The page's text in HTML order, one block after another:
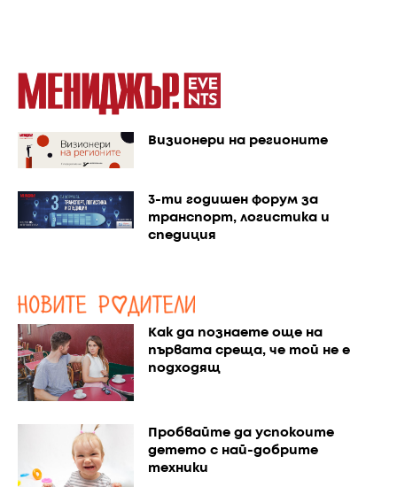
Визионери на регионите
3-ти годишен форум за
транспорт, логистика и
спедиция
Как да познаете още на
първата среща, че той не е
подходящ
Пробвайте да успокоите
детето с най-добрите
техники